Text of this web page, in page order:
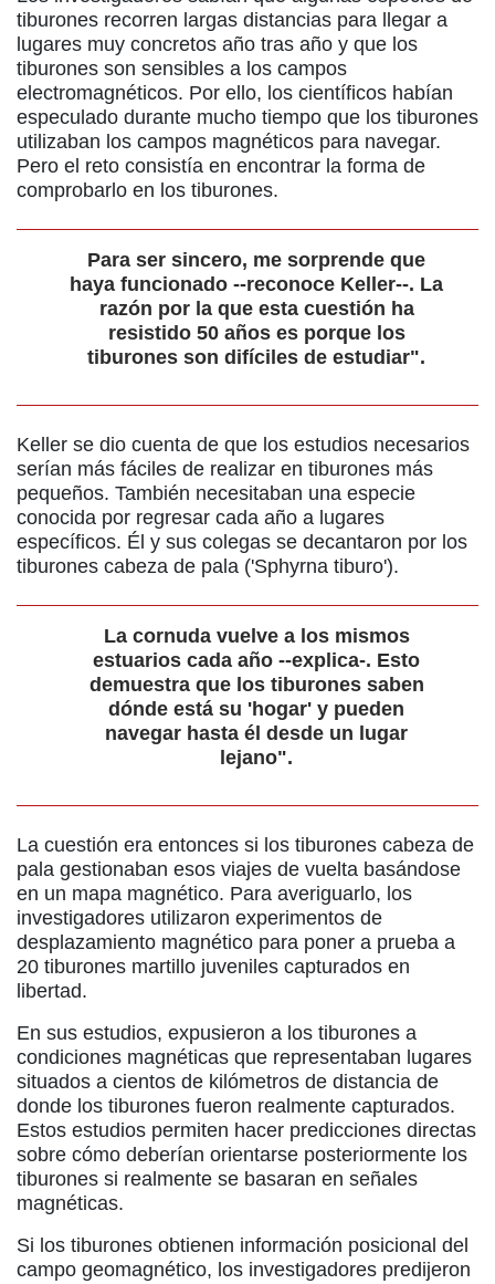
tiburones recorren largas distancias para llegar a
lugares muy concretos año tras año y que los
tiburones son sensibles a los campos
electromagnéticos. Por ello, los científicos habían
especulado durante mucho tiempo que los tiburones
utilizaban los campos magnéticos para navegar.
Pero el reto consistía en encontrar la forma de
comprobarlo en los tiburones.
Para ser sincero, me sorprende que
haya funcionado --reconoce Keller--. La
razón por la que esta cuestión ha
resistido 50 años es porque los
tiburones son difíciles de estudiar".
Keller se dio cuenta de que los estudios necesarios
serían más fáciles de realizar en tiburones más
pequeños. También necesitaban una especie
conocida por regresar cada año a lugares
específicos. Él y sus colegas se decantaron por los
tiburones cabeza de pala ('Sphyrna tiburo').
La cornuda vuelve a los mismos
estuarios cada año --explica-. Esto
demuestra que los tiburones saben
dónde está su 'hogar' y pueden
navegar hasta él desde un lugar
lejano".
La cuestión era entonces si los tiburones cabeza de
pala gestionaban esos viajes de vuelta basándose
en un mapa magnético. Para averiguarlo, los
investigadores utilizaron experimentos de
desplazamiento magnético para poner a prueba a
20 tiburones martillo juveniles capturados en
libertad.
En sus estudios, expusieron a los tiburones a
condiciones magnéticas que representaban lugares
situados a cientos de kilómetros de distancia de
donde los tiburones fueron realmente capturados.
Estos estudios permiten hacer predicciones directas
sobre cómo deberían orientarse posteriormente los
tiburones si realmente se basaran en señales
magnéticas.
Si los tiburones obtienen información posicional del
campo geomagnético, los investigadores predijeron